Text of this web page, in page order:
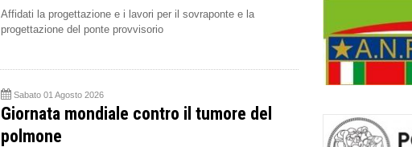
Affidati la progettazione e i lavori per il sovraponte e la
progettazione del ponte provvisorio
Sabato 01 Agosto 2026
Giornata mondiale contro il tumore del
polmone